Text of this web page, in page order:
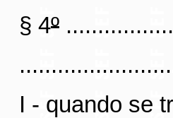
§ 4º
I - quando se